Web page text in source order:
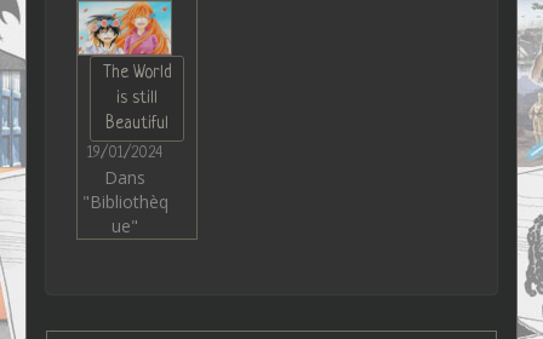
The World
is still
Beautiful
19/01/2024
Dans
"Bibliothèq
ue"